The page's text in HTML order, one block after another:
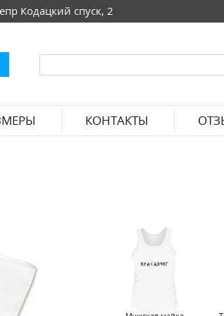
Кодацкий спуск, 2
КОНТАКТЫ